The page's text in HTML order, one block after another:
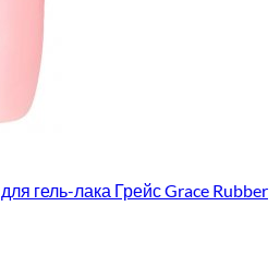
гель-лака Грейс Grace Rubber